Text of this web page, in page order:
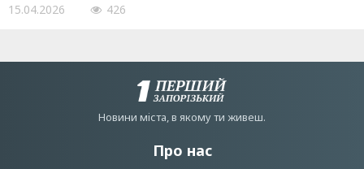
15.04.2026 426
Новини мiста, в якому ти живеш.
Про нас